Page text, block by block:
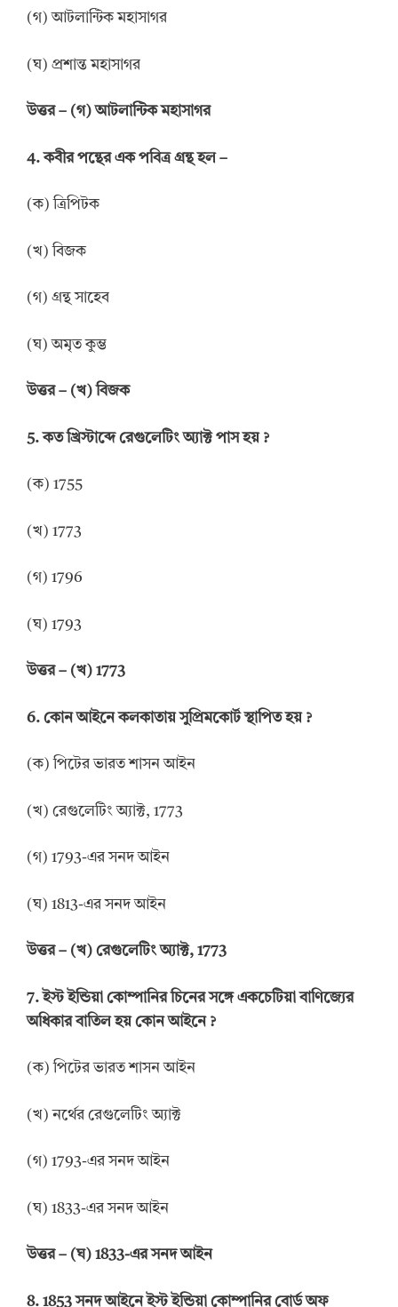
(গ) আটলান্টিক মহাসাগর
(ঘ) প্রশান্ত মহাসাগর
উত্তর– (গ) আটলান্টিক মহাসাগর
4. কবীর পন্থের এক পবিত্র গ্রন্থ হল–
(ক) ত্রিপিটক
(খ) বিজক
(গ) গ্রন্থ সাহেব
(ঘ) অমৃত কুম্ভ
উত্তর– (খ) বিজক
5.কত খ্রিস্টাব্দে রেগুলেটিং অ্যাক্ট পাস হয় ?
(ক) 1755
(খ) 1773
(গ) 1796
(ঘ) 1793
উত্তর– (খ) 1773
6. কোন আইনে কলকাতায় সুপ্রিমকোর্ট স্থাপিত হয় ?
(ক) পিটের ভারত শাসন আইন
(খ) রেগুলেটিং অ্যাক্ট, 1773
(গ) 1793-এর সনদ আইন
(ঘ) 1813-এর সনদ আইন
উত্তর– (খ) রেগুলেটিং অ্যাক্ট, 1773
7.ইস্ট ইন্ডিয়া কোম্পানির চিনের সঙ্গে একচেটিয়া বাণিজ্যের
অধিকার বাতিল হয় কোন আইনে ?
(ক) পিটের ভারত শাসন আইন
(খ) নর্থের রেগুলেটিং অ্যাক্ট
(গ) 1793-এর সনদ আইন
(ঘ) 1833-এর সনদ আইন
উত্তর– (ঘ) 1833-এর সনদ আইন
8. 1853 সনদ আইনে ইস্ট ইন্ডিয়া কোম্পানির বোর্ড অফ